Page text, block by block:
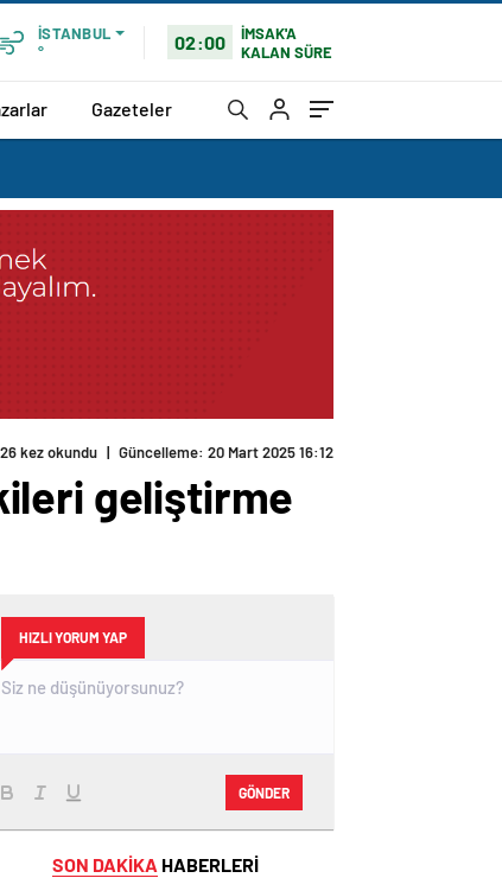
İSTANBUL
°
02:00
İMSAK'A
KALAN SÜRE
Gazeteler
kez okundu | Güncelleme: 20 Mart 2025 16:12
geliştirme
HIZLI YORUM YAP
GÖNDER
SON DAKİKA HABERLERİ